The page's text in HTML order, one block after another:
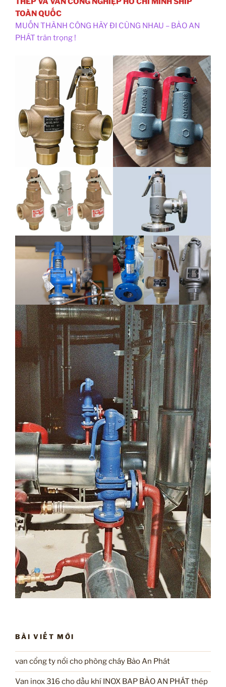
TOÀN QUỐC
MUỐN THÀNH CÔNG HÃY ĐI CÙNG NHAU – BẢO AN
PHÁT trân trọng !
BÀI VIẾT MỚI
van cổng ty nổi cho phòng cháy Bảo An Phát
Van inox 316 cho dầu khí INOX BAP BẢO AN PHÁT thép